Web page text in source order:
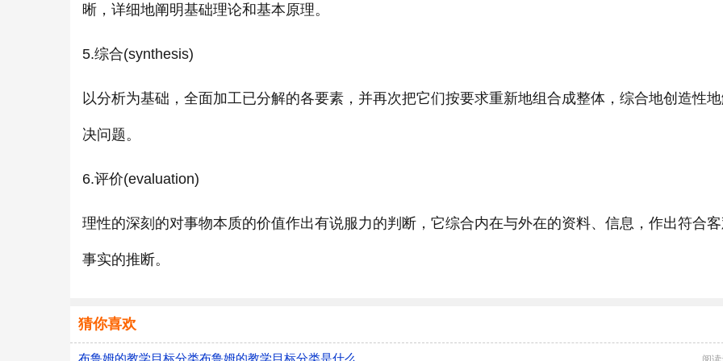
晰，详细地阐明基础理论和基本原理。
5.综合(synthesis)
以分析为基础，全面加工已分解的各要素，并再次把它们按要求重新地组合成整体，综合地创造性
决问题。
6.评价(evaluation)
理性的深刻的对事物本质的价值作出有说服力的判断，它综合内在与外在的资料、信息，作出符合
事实的推断。
猜你喜欢
布鲁姆的教学目标分类布鲁姆的教学目标分类是什么